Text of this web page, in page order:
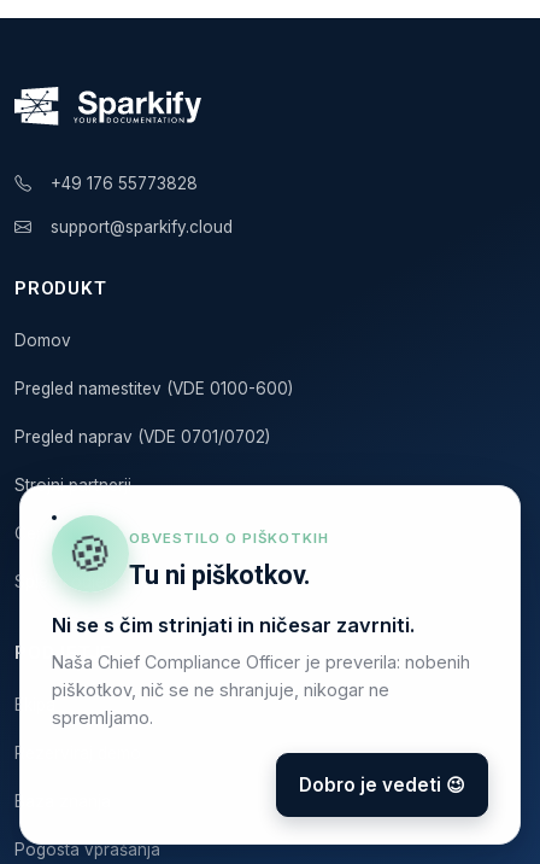
🍪 OBVESTILO O PIŠKOTKIH
Tu ni piškotkov.
Ni se s čim strinjati in ničesar zavrniti.
Naša Chief Compliance Officer je preverila: nobenih
piškotkov, nič se ne shranjuje, nikogar ne
spremljamo.
Dobro je vedeti 😉
+49 176 55773828
support@sparkify.cloud
PRODUKT
Domov
Pregled namestitev (VDE 0100-600)
Pregled naprav (VDE 0701/0702)
Strojni partnerji
Cenik
Spletni odjemalec
PODJETJE
Ekipa
Rezerviraj demo
Baza znanja
Pogosta vprašanja